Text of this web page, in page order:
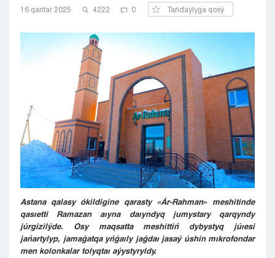
Kyzylorda
Petropavlovsk
Ýralsk
Ýst-Kamenogorsk
Shymkent
16 qańtar 2025 4222 0 Tańdaýlyǵa qosý
Astana qalasy ókildigine qarasty «Ár-Rahman» meshitinde
qasıetti Ramazan aıyna daıyndyq jumystary qarqyndy
júrgizilýde. Osy maqsatta meshittiń dybystyq júıesi
jańartylyp, jamaǵatqa yńǵaıly jaǵdaı jasaý úshin mıkrofondar
men kolonkalar tolyqtaı aýystyryldy.